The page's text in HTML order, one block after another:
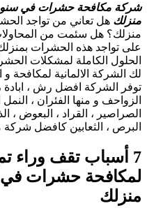
شركة مكافحة حشرات في
منزلك هل تعاني من تواجد
منزلك؟ هل سئمت من المحاولات
على تواجد هذه الحشرات
الحلول الكاملة لمشكلات
لك الشركة الالمانية لمكافحة
توفر الشركة افضل رش ، ابادة
الزواحف و منها الفئران ،
الصراصير ، القراد ، البعوض ،
البرص ، الثعابين كافضل
7 أسباب تقف وراء
لمكافحة حشرات
منزلك